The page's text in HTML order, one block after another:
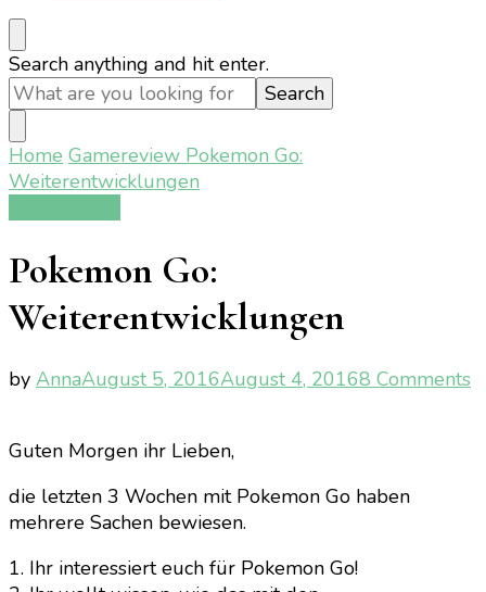
Looking
for
Something?
Search anything and hit enter.
Home Gamereview Pokemon Go:
Weiterentwicklungen
Pokemon Go:
Weiterentwicklungen
by AnnaAugust 5, 2016August 4, 20168 Comments
Guten Morgen ihr Lieben,
die letzten 3 Wochen mit Pokemon Go haben
mehrere Sachen bewiesen.
1. Ihr interessiert euch für Pokemon Go!